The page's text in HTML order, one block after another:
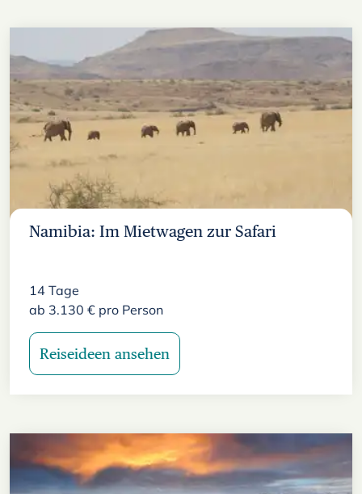
Namibia: Im Mietwagen zur Safari
14 Tage
ab 3.130 € pro Person
Reiseideen ansehen